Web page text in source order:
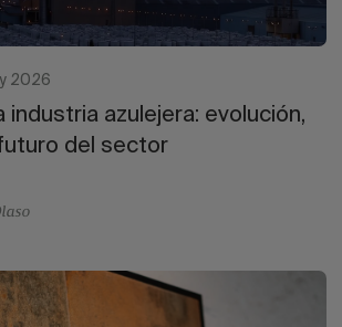
2026
industria azulejera: evolución,
del sector